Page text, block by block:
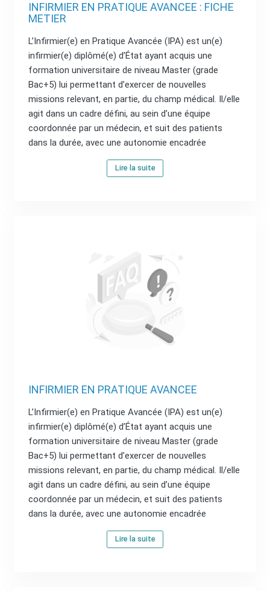
INFIRMIER EN PRATIQUE AVANCEE : FICHE
METIER
L’Infirmier(e) en Pratique Avancée (IPA) est un(e)
infirmier(e) diplômé(e) d’État ayant acquis une
formation universitaire de niveau Master (grade
Bac+5) lui permettant d’exercer de nouvelles
missions relevant, en partie, du champ médical. Il/elle
agit dans un cadre défini, au sein d’une équipe
coordonnée par un médecin, et suit des patients
dans la durée, avec une autonomie encadrée
Lire la suite
INFIRMIER EN PRATIQUE AVANCEE
L’Infirmier(e) en Pratique Avancée (IPA) est un(e)
infirmier(e) diplômé(e) d’État ayant acquis une
formation universitaire de niveau Master (grade
Bac+5) lui permettant d’exercer de nouvelles
missions relevant, en partie, du champ médical. Il/elle
agit dans un cadre défini, au sein d’une équipe
coordonnée par un médecin, et suit des patients
dans la durée, avec une autonomie encadrée
Lire la suite